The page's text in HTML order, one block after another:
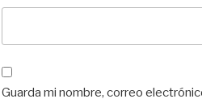
Guarda mi nombre, correo